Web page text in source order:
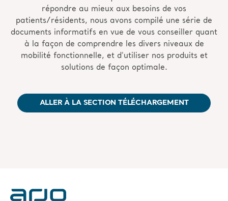
répondre au mieux aux besoins de vos
patients/résidents, nous avons compilé une série de
documents informatifs en vue de vous conseiller quant
à la façon de comprendre les divers niveaux de
mobilité fonctionnelle, et d'utiliser nos produits et
solutions de façon optimale.
ALLER À LA SECTION TÉLÉCHARGEMENT